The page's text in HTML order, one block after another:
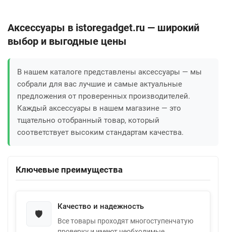
Аксессуары в istoregadget.ru — широкий
выбор и выгодные цены
В нашем каталоге представлены аксессуары — мы
собрали для вас лучшие и самые актуальные
предложения от проверенных производителей.
Каждый аксессуары в нашем магазине — это
тщательно отобранный товар, который
соответствует высоким стандартам качества.
Ключевые преимущества
🛡️
Качество и надежность
Все товары проходят многоступенчатую